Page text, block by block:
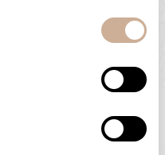
Moreškanti – sjena
€Raspon
od
75,00 €
ODABERI OPCIJE